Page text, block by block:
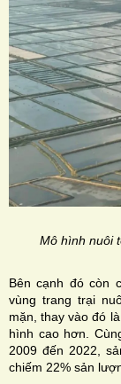
Mô hình nuôi
Bên cạnh đó còn
vùng trang trại
mặn, thay vào đó
hình cao hơn.
2009 đến 2022,
chiếm 22% sản